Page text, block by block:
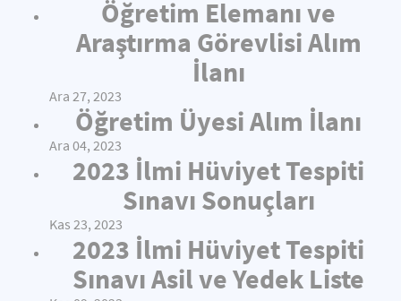
Öğretim Elemanı ve
Araştırma Görevlisi Alım
İlanı
Ara 27, 2023
Öğretim Üyesi Alım İlanı
Ara 04, 2023
2023 İlmi Hüviyet Tespiti
Sınavı Sonuçları
Kas 23, 2023
2023 İlmi Hüviyet Tespiti
Sınavı Asil ve Yedek Liste